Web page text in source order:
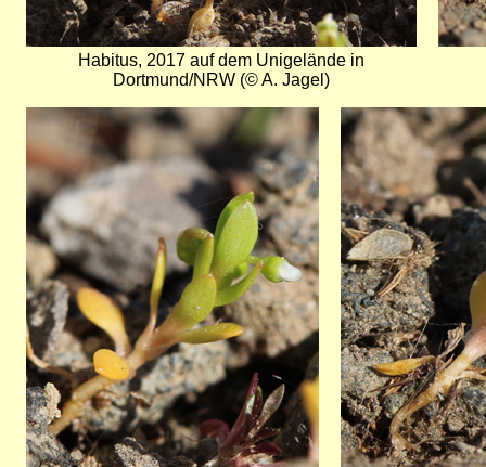
Habitus, 2017 auf dem Unigelände in
Dortmund/NRW (© A. Jagel)
Bild Bild